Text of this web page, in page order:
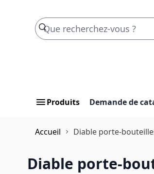
Produits Demande de
Accueil Diable porte-
Diable porte-